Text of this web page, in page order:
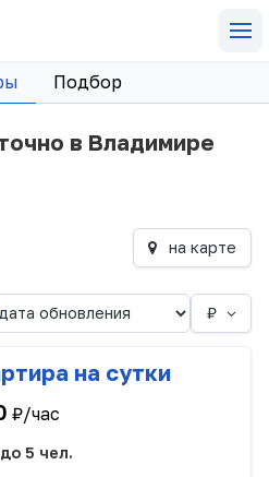
Подбор
в Владимире
на карте
₽
на сутки
₽/час
до 5 чел.